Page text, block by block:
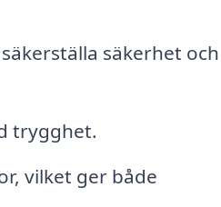
säkerhet och
trygghet.
vilket ger både